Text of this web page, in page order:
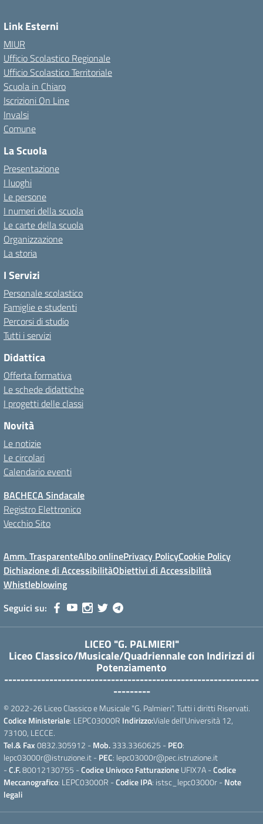
Link Esterni
MIUR
Ufficio Scolastico Regionale
Ufficio Scolastico Territoriale
Scuola in Chiaro
Iscrizioni On Line
Invalsi
Comune
La Scuola
Presentazione
I luoghi
Le persone
I numeri della scuola
Le carte della scuola
Organizzazione
La storia
I Servizi
Personale scolastico
Famiglie e studenti
Percorsi di studio
Tutti i servizi
Didattica
Offerta formativa
Le schede didattiche
I progetti delle classi
Novità
Le notizie
Le circolari
Calendario eventi
BACHECA Sindacale
Registro Elettronico
Vecchio Sito
Amm. TrasparenteAlbo onlinePrivacy PolicyCookie Policy
Dichiazione di AccessibilitàObiettivi di Accessibilità
Whistleblowing
Seguici su:
LICEO "G. PALMIERI"
Liceo Classico/Musicale/Quadriennale con Indirizzi di
Potenziamento
--------------------------------------------------------------
---------
© 2022-26 Liceo Classico e Musicale "G. Palmieri". Tutti i diritti Riservati.
Codice Ministeriale: LEPC03000R Indirizzo:Viale dell'Università 12,
73100, LECCE.
Tel.& Fax0832.305912 - Mob.333.3360625 - PEO:
lepc03000r@istruzione.it - PEC: lepc03000r@pec.istruzione.it
-C.F.80012130755 -Codice Univoco FatturazioneUFIX7A -Codice
Meccanografico: LEPC03000R -Codice IPA: istsc_lepc03000r - Note
legali